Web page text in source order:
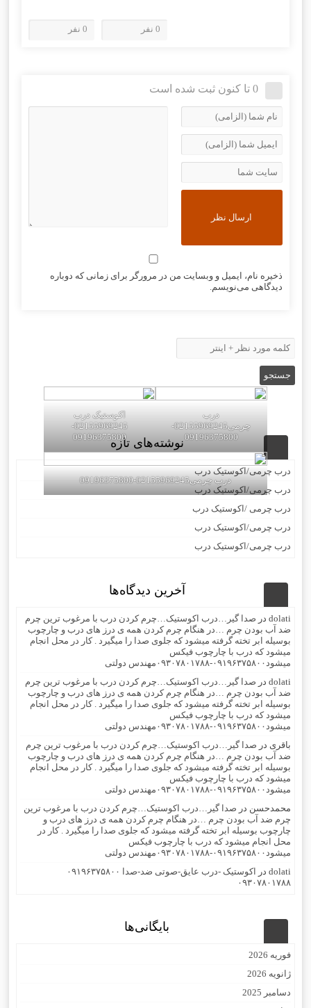
0 نفر 0 نفر
0 تا کنون ثبت شده است
ذخیره نام، ایمیل و وبسایت من در مرورگر برای زمانی که دوباره
دیدگاهی می‌نویسم.
درب
چرمی02155969245-
09196375800
اکوستیک درب
02155969245-
09196375800
درب چرمی02155969245-09196375800
نوشته‌های تازه
درب چرمی/اکوستیک درب
درب چرمی/اکوستیک درب
درب چرمی /اکوستیک درب
درب چرمی/اکوستیک درب
درب چرمی/اکوستیک درب
آخرین دیدگاه‌ها
dolati در صدا گیر…درب اکوستیک…چرم کردن درب با مرغوب ترین چرم
ضد آب بودن چرم …در هنگام چرم کردن همه ی درز های درب و چارچوب
بوسیله ابر تخته گرفته میشود که جلوی صدا را میگیرد . کار در محل انجام
میشود که درب با چارچوب فیکس
میشود۰۹۱۹۶۳۷۵۸۰۰-۰۹۳۰۷۸۰۱۷۸۸مهندس دولتی
dolati در صدا گیر…درب اکوستیک…چرم کردن درب با مرغوب ترین چرم
ضد آب بودن چرم …در هنگام چرم کردن همه ی درز های درب و چارچوب
بوسیله ابر تخته گرفته میشود که جلوی صدا را میگیرد . کار در محل انجام
میشود که درب با چارچوب فیکس
میشود۰۹۱۹۶۳۷۵۸۰۰-۰۹۳۰۷۸۰۱۷۸۸مهندس دولتی
باقری در صدا گیر…درب اکوستیک…چرم کردن درب با مرغوب ترین چرم
ضد آب بودن چرم …در هنگام چرم کردن همه ی درز های درب و چارچوب
بوسیله ابر تخته گرفته میشود که جلوی صدا را میگیرد . کار در محل انجام
میشود که درب با چارچوب فیکس
میشود۰۹۱۹۶۳۷۵۸۰۰-۰۹۳۰۷۸۰۱۷۸۸مهندس دولتی
محمدحسن در صدا گیر…درب اکوستیک…چرم کردن درب با مرغوب ترین
چرم ضد آب بودن چرم …در هنگام چرم کردن همه ی درز های درب و
چارچوب بوسیله ابر تخته گرفته میشود که جلوی صدا را میگیرد . کار در
محل انجام میشود که درب با چارچوب فیکس
میشود۰۹۱۹۶۳۷۵۸۰۰-۰۹۳۰۷۸۰۱۷۸۸مهندس دولتی
dolati در
اکوستیک -درب عایق-صوتی ضد-صدا ۰۹۱۹۶۳۷۵۸۰۰
۰۹۳۰۷۸۰۱۷۸۸
بایگانی‌ها
فوریه 2026
ژانویه 2026
دسامبر 2025